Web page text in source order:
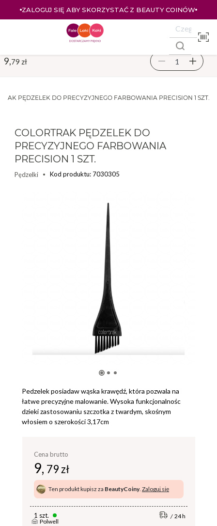
ZALOGUJ SIĘ ABY SKORZYSTAĆ Z BEAUTY COINÓW
PĘDZELEK DO PRECYZYJNEGO FARBOWANIA PRECISION 1 SZT.
COLORTRAK PĘDZELEK DO
PRECYZYJNEGO FARBOWANIA
PRECISION 1 SZT.
Pędzelki Kod produktu: 7030305
Pedzelek posiadaw wąska krawędź, która pozwala na
łatwe precyzyjne malowanie. Wysoka funkcjonalnośc
dzieki zastosowaniu szczotka z twardym, skośnym
włosiem o szerokości 3,17cm
Cena brutto
9, 79 zł
Ten produkt kupisz za BeautyCoiny. Zaloguj się
1 szt.
Polwell
24 h
9, 79 zł